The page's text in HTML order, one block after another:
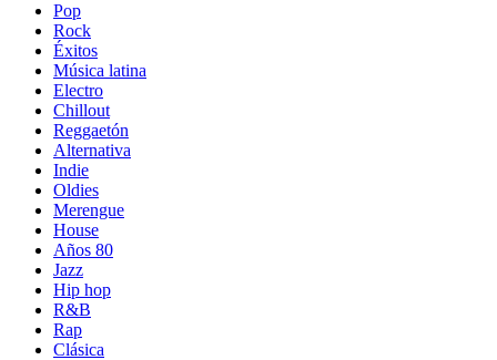
Pop
Rock
Éxitos
Música latina
Electro
Chillout
Reggaetón
Alternativa
Indie
Oldies
Merengue
House
Años 80
Jazz
Hip hop
R&B
Rap
Clásica